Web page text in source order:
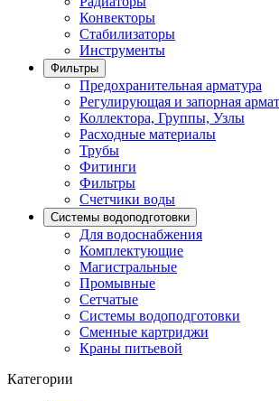
Конвекторы
Стабилизаторы
Инструменты
Фильтры
Предохранительная арматура
Регулирующая и запорная
Коллектора, Группы, Узлы
Расходные материалы
Трубы
Фитинги
Фильтры
Счетчики воды
Системы водоподготовки
Для водоснабжения
Комплектующие
Магистральные
Промывные
Сетчатые
Системы водоподготовки
Сменные картриджи
Краны питьевой
Категории